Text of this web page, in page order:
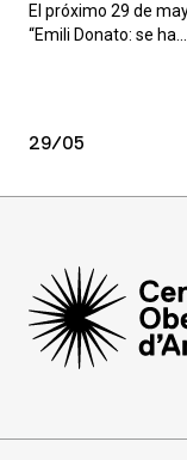
El próximo 29 de
“Emili Donato: se ha...
29/05